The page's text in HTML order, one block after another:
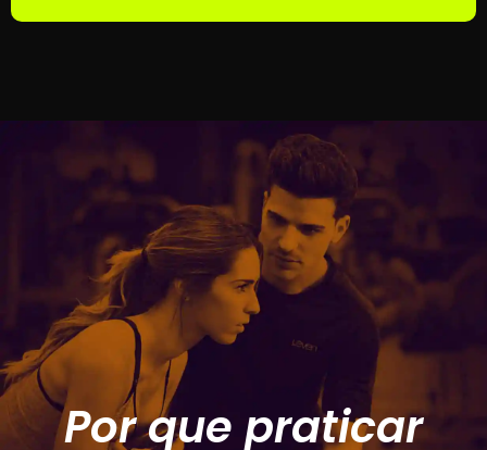
Por que praticar